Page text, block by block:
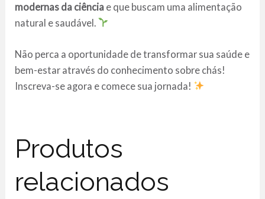
modernas da ciência e que buscam uma alimentação
natural e saudável.
Não perca a oportunidade de transformar sua saúde e
bem-estar através do conhecimento sobre chás!
Inscreva-se agora e comece sua jornada!
Produtos
relacionados